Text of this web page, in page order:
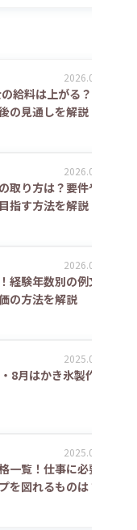
2026.08.06
給料は上がる？処
の見通しを解説
2026.07.24
取り方は？要件や実
指す方法を解説
2026.02.09
経験年数別の例文や
の方法を解説
2025.09.04
8月はかき氷製作に
2025.06.02
一覧！仕事に必要な
を図れるものは？